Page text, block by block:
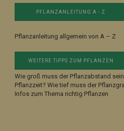
PFLANZANLEITUNG A - Z
Pflanzanleitung allgemein von A – Z
WEITERE TIPPS ZUM PFLANZEN
Wie groß muss der Pflanzabstand
Pflanzzeit? Wie tief muss der
Infos zum Thema richtig Pflanzen